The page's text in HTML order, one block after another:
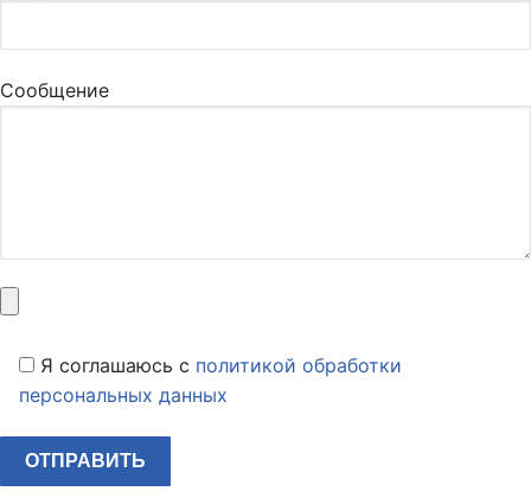
Сообщение
Я соглашаюсь c политикой обработки
персональных данных